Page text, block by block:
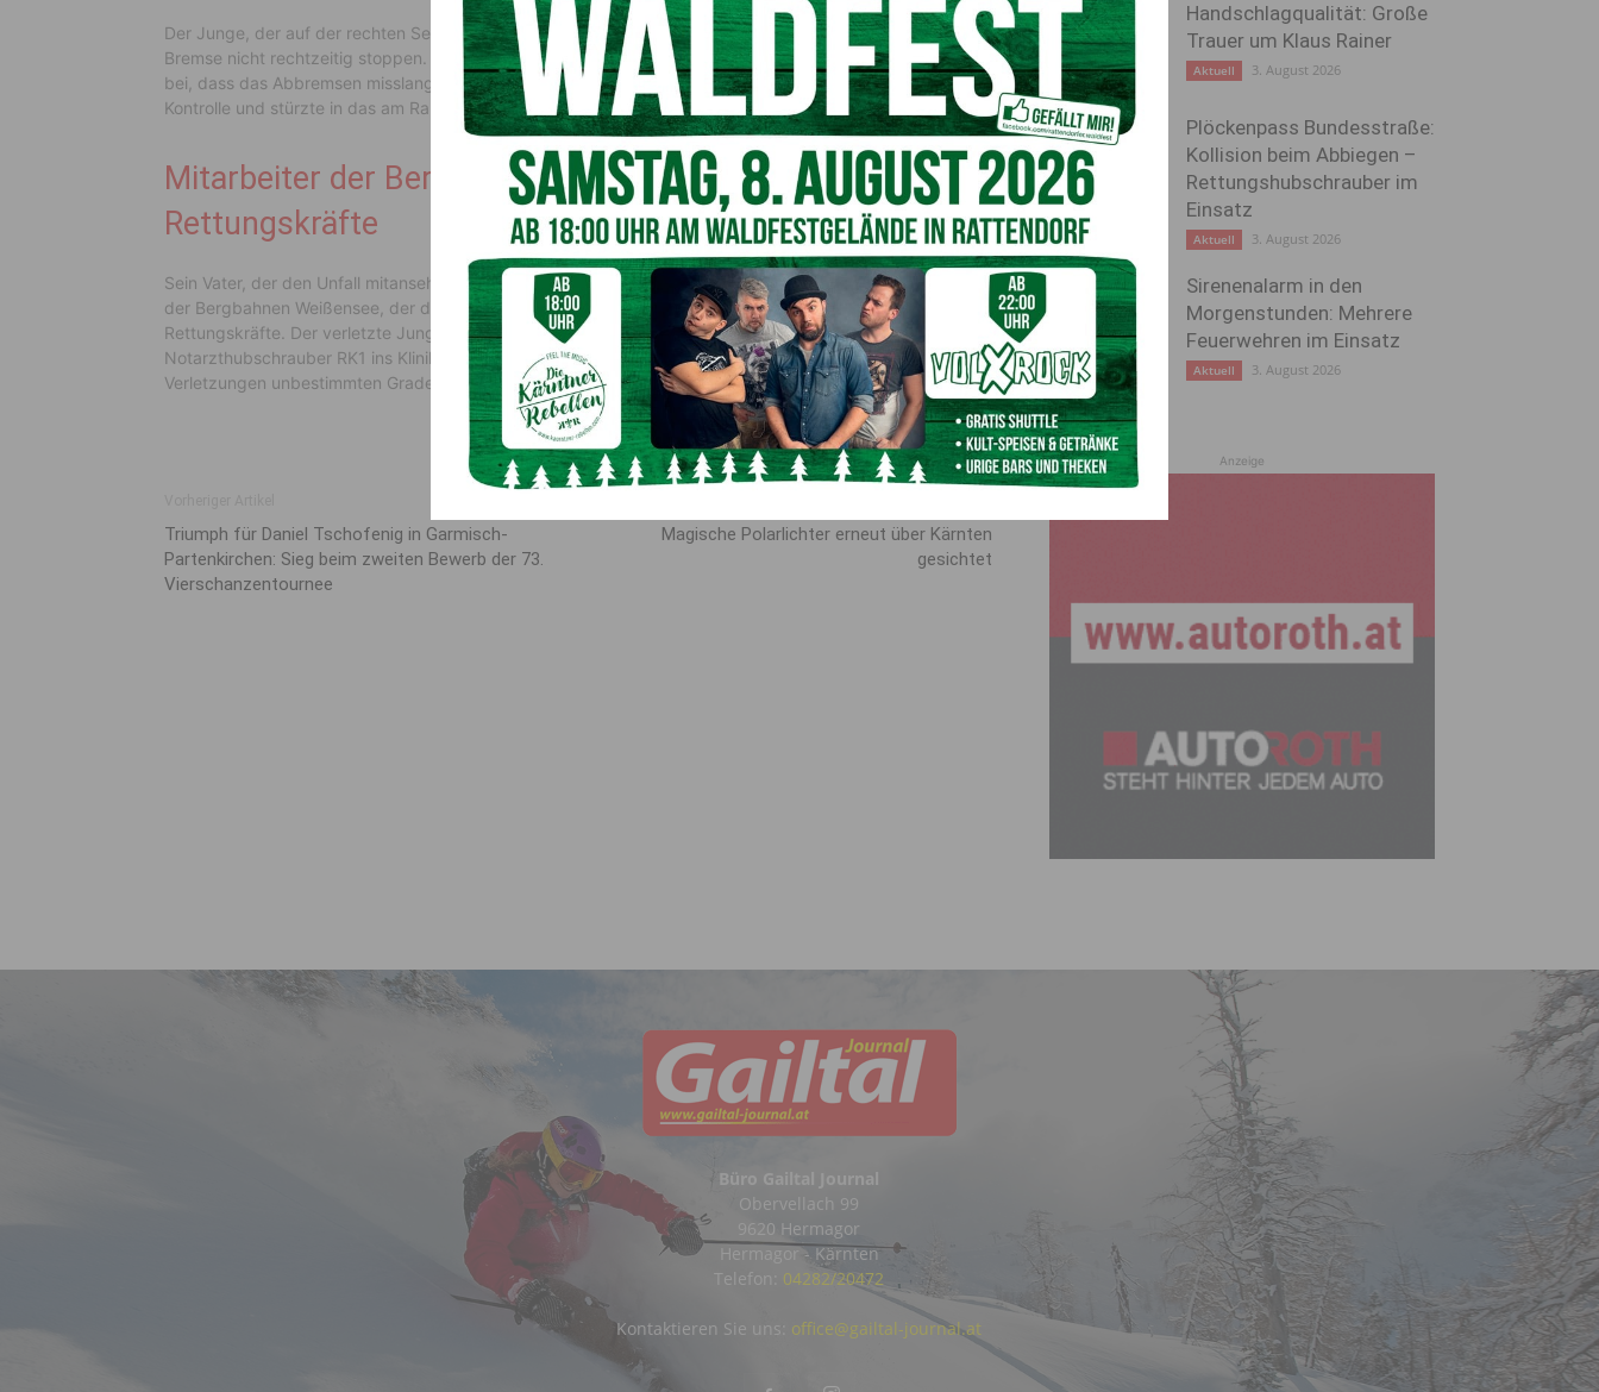
Der Junge, der auf der rechten Seite des Hanges talwärts fuhr, konnte seinen Bob trotz der integrierten
Bremse nicht rechtzeitig stoppen. Vermutlich trugen die präparierte Piste und die Geschwindigkeit dazu
bei, dass das Abbremsen misslang. Im Flachbereich der Piste verlor der Sechsjährige schließlich die
Kontrolle und stürzte in das am Rand befindliche Bachbett.
Mitarbeiter der Bergbahnen Weißensee verständigte
Rettungskräfte
Sein Vater, der den Unfall mitansehen musste, zog den Jungen sofort aus dem Bachbett. Ein Mitarbeiter
der Bergbahnen Weißensee, der den Vorfall ebenfalls beobachtet hatte, alarmierte umgehend die
Rettungskräfte. Der verletzte Junge wurde vor Ort von der Rettung erstversorgt und anschließend vom
Notarzthubschrauber RK1 ins Klinikum Klagenfurt geflogen. Nach ersten Informationen erlitt er
Verletzungen unbestimmten Grades an den Beinen und am Rücken.
Triumph für Daniel Tschofenig in Garmisch-
Partenkirchen: Sieg beim zweiten Bewerb der 73.
Vierschanzentournee
Magische Polarlichter erneut über Kärnten
gesichtet
Handschlagqualität: Große
Trauer um Klaus Rainer
Aktuell 3. August 2026
Plöckenpass Bundesstraße:
Kollision beim Abbiegen –
Rettungshubschrauber im
Einsatz
Aktuell 3. August 2026
Sirenenalarm in den
Morgenstunden: Mehrere
Feuerwehren im Einsatz
Aktuell 3. August 2026
Anzeige
Büro Gailtal Journal
Obervellach 99
9620 Hermagor
Hermagor - Kärnten
Telefon: 04282/20472
Kontaktieren Sie uns: office@gailtal-journal.at